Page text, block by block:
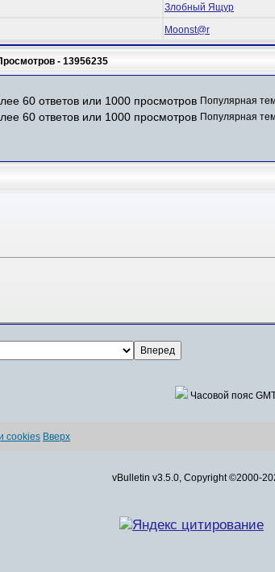
Злобный Ящур
Mооnst@r
- 13956235
Популярная
Популярная
Часовой пояс
cookies Вверх
vBulletin v3.5.0, Copyright ©2000-